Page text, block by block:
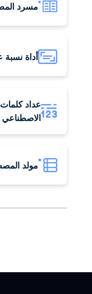
مسرد
أداة نسبة
عداد
الاصطناعي
مولد